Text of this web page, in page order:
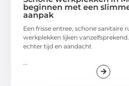
beginnen met een
aanpak
Een frisse entree, schone sanitaire
werkplekken lijken
echter tijd en aandacht